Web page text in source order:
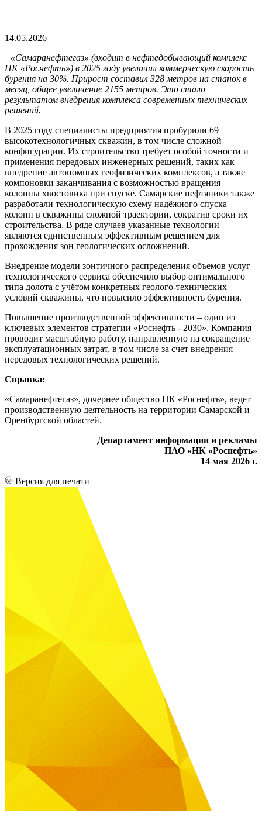
14.05.2026
«Самаранефтегаз» (входит в нефтедобывающий комплекс
НК «Роснефть») в 2025 году увеличил коммерческую скорость
бурения на 30%. Прирост составил 328 метров на станок в
месяц, общее увеличение 2155 метров. Это стало
результатом внедрения комплекса современных технических
решений.
В 2025 году специалисты предприятия пробурили 69
высокотехнологичных скважин, в том числе сложной
конфигурации. Их строительство требует особой точности и
применения передовых инженерных решений, таких как
внедрение автономных геофизических комплексов, а также
компоновки заканчивания с возможностью вращения
колонны хвостовика при спуске. Самарские нефтяники также
разработали технологическую схему надёжного спуска
колонн в скважины сложной траектории, сократив сроки их
строительства. В ряде случаев указанные технологии
являются единственным эффективным решением для
прохождения зон геологических осложнений.
Внедрение модели зонтичного распределения объемов услуг
технологического сервиса обеспечило выбор оптимального
типа долота с учётом конкретных геолого-технических
условий скважины, что повысило эффективность бурения.
Повышение производственной эффективности – один из
ключевых элементов стратегии «Роснефть - 2030». Компания
проводит масштабную работу, направленную на сокращение
эксплуатационных затрат, в том числе за счет внедрения
передовых технологических решений.
Справка:
«Самаранефтегаз», дочернее общество НК «Роснефть», ведет
производственную деятельность на территории Самарской и
Оренбургской областей.
Департамент информации и рекламы
ПАО «НК «Роснефть»
14 мая 2026 г.
Версия для печати